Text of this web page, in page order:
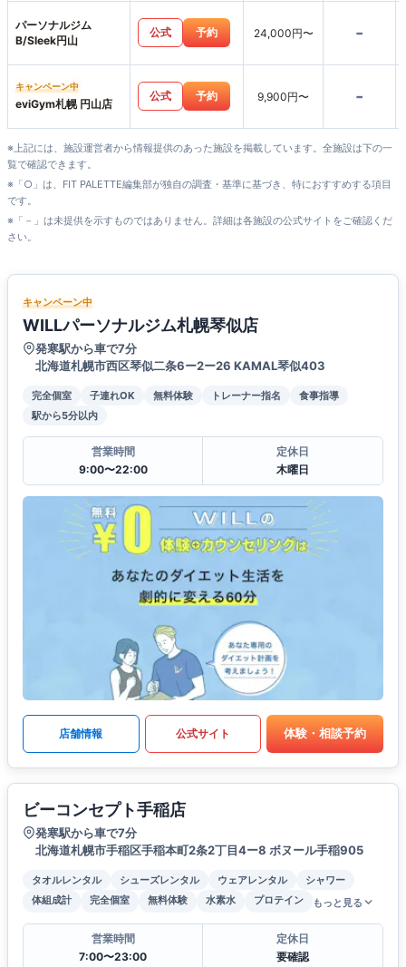
パーソナルジム
B/Sleek円山
公式 予約 24,000円〜 -
キャンペーン中
eviGym札幌 円山店
公式 予約 9,900円〜 -
※上記には、施設運営者から情報提供のあった施設を掲載しています。全施設は下の一
覧で確認できます。
※「○」は、FIT PALETTE編集部が独自の調査・基準に基づき、特におすすめする項目
です。
※「－」は未提供を示すものではありません。詳細は各施設の公式サイトをご確認くだ
さい。
キャンペーン中
WILLパーソナルジム札幌琴似店
発寒駅から車で7分
北海道札幌市西区琴似二条6ー2ー26 KAMAL琴似403
完全個室 子連れOK 無料体験 トレーナー指名
食事指導
駅から5分以内
営業時間
9:00〜22:00
定休日
木曜日
店舗情報 公式サイト 体験・相談予約
ビーコンセプト手稲店
発寒駅から車で7分
北海道札幌市手稲区手稲本町2条2丁目4ー8 ボヌール手稲905
タオルレンタル シューズレンタル ウェアレンタル
シャワー
体組成計
完全個室 無料体験 水素水 プロテイン もっと見る
営業時間
7:00〜23:00
定休日
要確認